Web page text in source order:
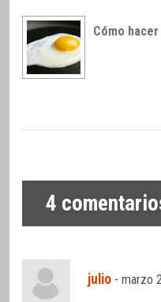
Cómo
4
julio -marzo